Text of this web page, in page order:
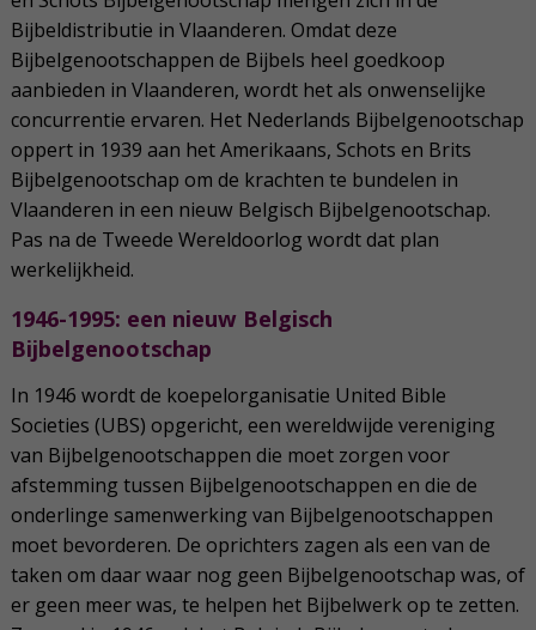
Bijbeldistributie in Vlaanderen. Omdat deze
Bijbelgenootschappen de Bijbels heel goedkoop
aanbieden in Vlaanderen, wordt het als onwenselijke
concurrentie ervaren. Het Nederlands Bijbelgenootschap
oppert in 1939 aan het Amerikaans, Schots en Brits
Bijbelgenootschap om de krachten te bundelen in
Vlaanderen in een nieuw Belgisch Bijbelgenootschap.
Pas na de Tweede Wereldoorlog wordt dat plan
werkelijkheid.
1946-1995: een nieuw Belgisch
Bijbelgenootschap
In 1946 wordt de koepelorganisatie United Bible
Societies (UBS) opgericht, een wereldwijde vereniging
van Bijbelgenootschappen die moet zorgen voor
afstemming tussen Bijbelgenootschappen en die de
onderlinge samenwerking van Bijbelgenootschappen
moet bevorderen. De oprichters zagen als een van de
taken om daar waar nog geen Bijbelgenootschap was, of
er geen meer was, te helpen het Bijbelwerk op te zetten.